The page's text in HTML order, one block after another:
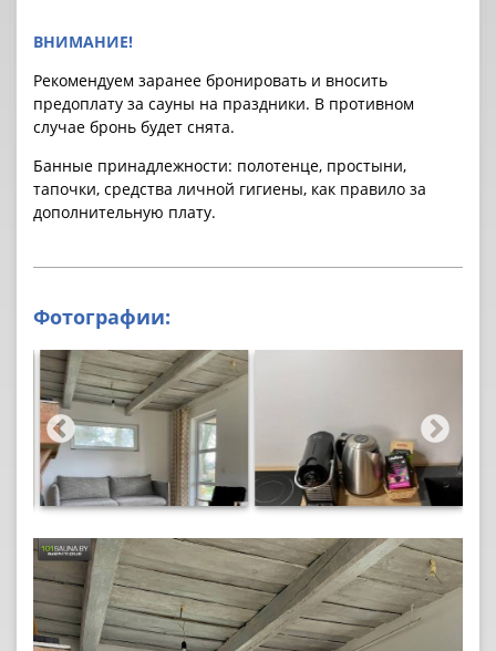
ВНИМАНИЕ!
Рекомендуем заранее бронировать и вносить
предоплату за cауны на праздники. В противном
случае бронь будет снята.
Банные принадлежности: полотенце, простыни,
тапочки, средства личной гигиены, как правило за
дополнительную плату.
Фотографии: